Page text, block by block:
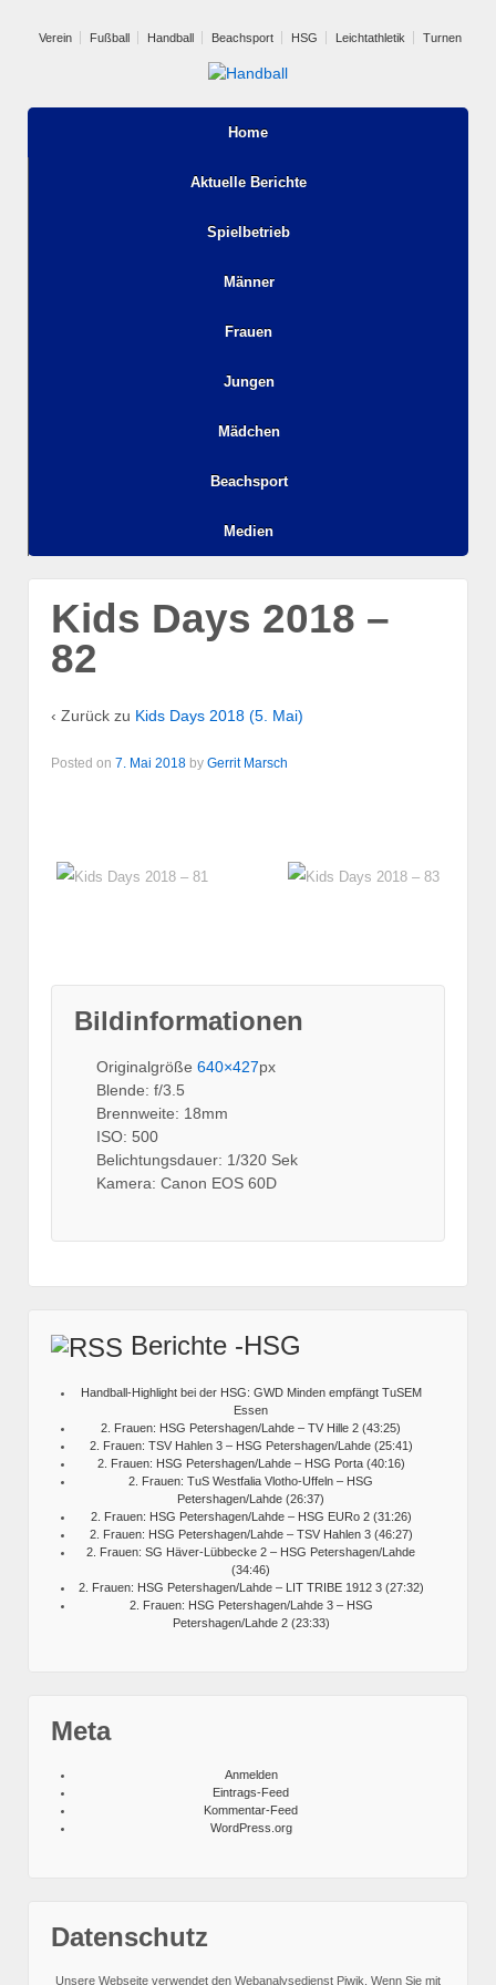
Verein Fußball Handball Beachsport HSG Leichtathletik Turnen
Home
Aktuelle Berichte
Spielbetrieb
Männer
Frauen
Jungen
Mädchen
Beachsport
Medien
Kids Days 2018 –
82
‹ Zurück zu Kids Days 2018 (5. Mai)
Posted on 7. Mai 2018 by Gerrit Marsch
Bildinformationen
Originalgröße 640×427px
Blende: f/3.5
Brennweite: 18mm
ISO: 500
Belichtungsdauer: 1/320 Sek
Kamera: Canon EOS 60D
Berichte -HSG
Handball-Highlight bei der HSG: GWD Minden empfängt TuSEM
Essen
2. Frauen: HSG Petershagen/Lahde – TV Hille 2 (43:25)
2. Frauen: TSV Hahlen 3 – HSG Petershagen/Lahde (25:41)
2. Frauen: HSG Petershagen/Lahde – HSG Porta (40:16)
2. Frauen: TuS Westfalia Vlotho-Uffeln – HSG
Petershagen/Lahde (26:37)
2. Frauen: HSG Petershagen/Lahde – HSG EURo 2 (31:26)
2. Frauen: HSG Petershagen/Lahde – TSV Hahlen 3 (46:27)
2. Frauen: SG Häver-Lübbecke 2 – HSG Petershagen/Lahde
(34:46)
2. Frauen: HSG Petershagen/Lahde – LIT TRIBE 1912 3 (27:32)
2. Frauen: HSG Petershagen/Lahde 3 – HSG
Petershagen/Lahde 2 (23:33)
Meta
Anmelden
Eintrags-Feed
Kommentar-Feed
WordPress.org
Datenschutz
Unsere Webseite verwendet den Webanalysedienst Piwik. Wenn Sie mit